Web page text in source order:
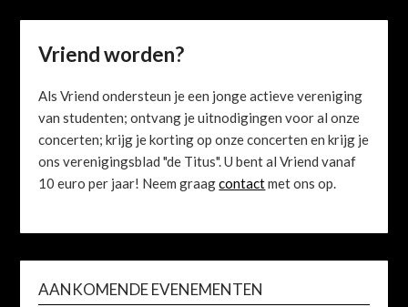
Vriend worden?
Als Vriend ondersteun je een jonge actieve vereniging
van studenten; ontvang je uitnodigingen voor al onze
concerten; krijg je korting op onze concerten en krijg je
ons verenigingsblad "de Titus". U bent al Vriend vanaf
10 euro per jaar! Neem graagcontactmet ons op.
AANKOMENDE EVENEMENTEN